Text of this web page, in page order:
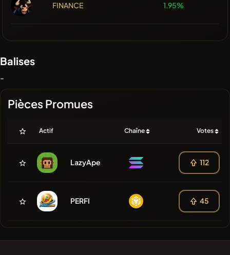
FINANCE 1.95%
Balises
-
Pièces Promues
Actif Chaîne Votes
LazyApe 112
PERFI 45